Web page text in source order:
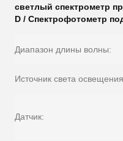
светлый спектрометр
D / Спектрофотометр
Диапазон длины волны:
Источник света
Датчик: